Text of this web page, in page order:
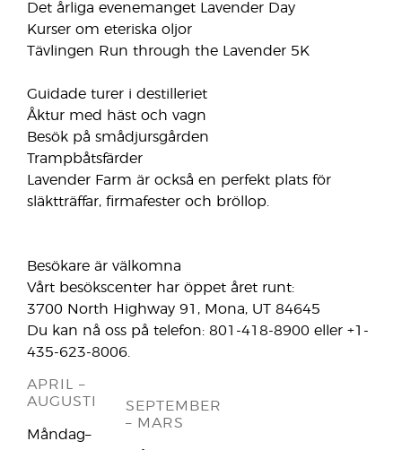
Det årliga evenemanget Lavender Day
Kurser om eteriska oljor
Tävlingen Run through the Lavender 5K
Guidade turer i destilleriet
Åktur med häst och vagn
Besök på smådjursgården
Trampbåtsfärder
Lavender Farm är också en perfekt plats för
släktträffar, firmafester och bröllop.
Besökare är välkomna
Vårt besökscenter har öppet året runt:
3700 North Highway 91, Mona, UT 84645
Du kan nå oss på telefon: 801-418-8900 eller +1-
435-623-8006.
APRIL –
AUGUSTI
Måndag–
SEPTEMBER
– MARS